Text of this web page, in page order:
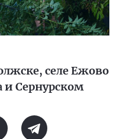
селе Ежово
и Сернурском